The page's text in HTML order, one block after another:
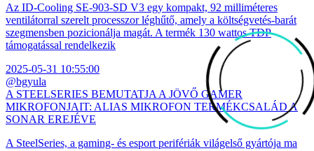
Az ID-Cooling SE-903-SD V3 egy kompakt, 92 milliméteres
ventilátorral szerelt processzor léghűtő, amely a költségvetés-barát
szegmensben pozicionálja magát. A termék 130 wattos TDP
támogatással rendelkezik
2025-05-31 10:55:00
@bgyula
A STEELSERIES BEMUTATJA A JÖVŐ GAMER
MIKROFONJAIT: ALIAS MIKROFON TERMÉKCSALÁD A
SONAR EREJÉVE
A SteelSeries, a gaming- és esport perifériák világelső gyártója ma